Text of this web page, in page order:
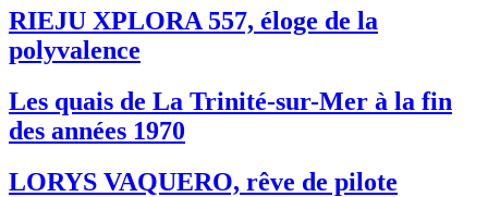
RIEJU XPLORA 557, éloge de la
polyvalence
Les quais de La Trinité-sur-Mer à la fin
des années 1970
LORYS VAQUERO, rêve de pilote